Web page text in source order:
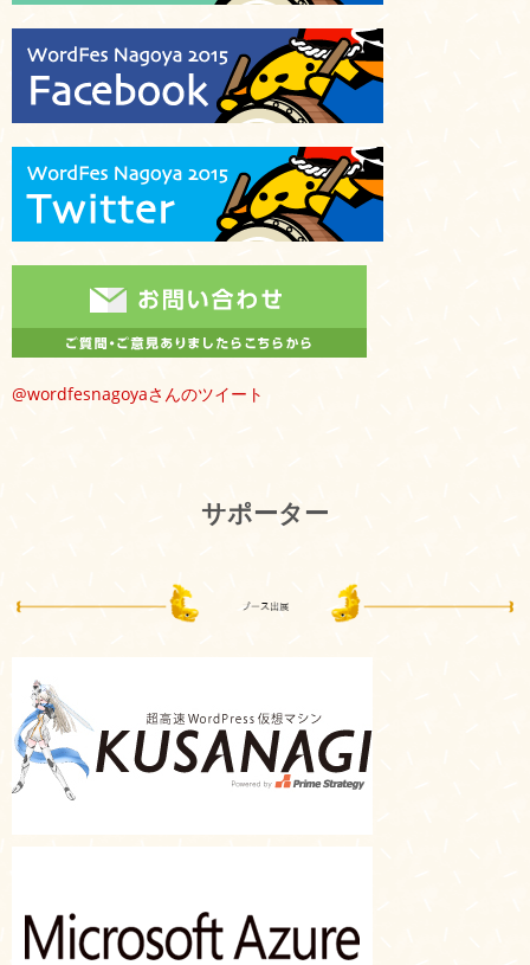
@wordfesnagoyaさんのツイート
サポーター